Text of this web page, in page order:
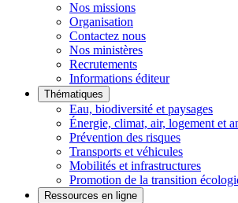
Nos missions
Organisation
Contactez nous
Nos ministères
Recrutements
Informations éditeur
Thématiques
Eau, biodiversité et paysages
Énergie, climat, air, logement et
Prévention des risques
Transports et véhicules
Mobilités et infrastructures
Promotion de la transition
Ressources en ligne